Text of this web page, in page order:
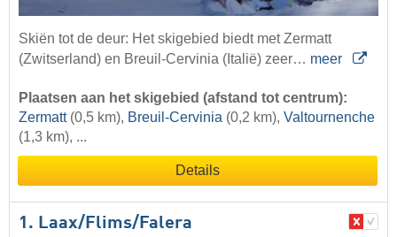
Skiën tot de deur: Het skigebied biedt met Zermatt
(Zwitserland) en Breuil-Cervinia (Italië) zeer… meer
Plaatsen aan het skigebied (afstand tot centrum):
Zermatt (0,5 km), Breuil-Cervinia (0,2 km), Valtournenche
(1,3 km), ...
Details
1. Laax/​Flims/​Falera